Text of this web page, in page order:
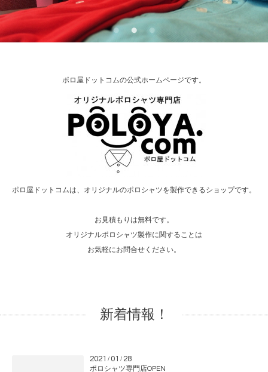
ポロ屋ドットコムの公式ホームページです。
ポロ屋ドットコムは、オリジナルのポロシャツを製作できるショップです。
お見積もりは無料です。
オリジナルポロシャツ製作に関することは
お気軽にお問合せください。
新着情報！
2021 / 01 / 28
ポロシャツ専門店OPEN